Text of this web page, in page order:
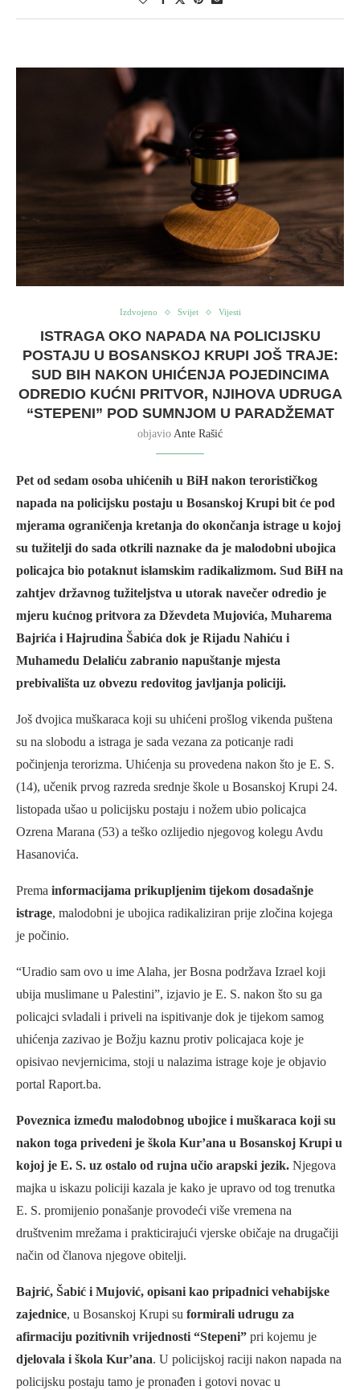
Izdvojeno Svijet Vijesti
ISTRAGA OKO NAPADA NA POLICIJSKU
POSTAJU U BOSANSKOJ KRUPI JOŠ TRAJE:
SUD BIH NAKON UHIĆENJA POJEDINCIMA
ODREDIO KUĆNI PRITVOR, NJIHOVA UDRUGA
“STEPENI” POD SUMNJOM U PARADŽEMAT
objavio Ante Rašić
Pet od sedam osoba uhićenih u BiH nakon terorističkog
napada na policijsku postaju u Bosanskoj Krupi bit će pod
mjerama ograničenja kretanja do okončanja istrage u kojoj
su tužitelji do sada otkrili naznake da je malodobni ubojica
policajca bio potaknut islamskim radikalizmom. Sud BiH na
zahtjev državnog tužiteljstva u utorak navečer odredio je
mjeru kućnog pritvora za Dževdeta Mujovića, Muharema
Bajrića i Hajrudina Šabića dok je Rijadu Nahiću i
Muhamedu Delaliću zabranio napuštanje mjesta
prebivališta uz obvezu redovitog javljanja policiji.
Još dvojica muškaraca koji su uhićeni prošlog vikenda puštena
su na slobodu a istraga je sada vezana za poticanje radi
počinjenja terorizma. Uhićenja su provedena nakon što je E. S.
(14), učenik prvog razreda srednje škole u Bosanskoj Krupi 24.
listopada ušao u policijsku postaju i nožem ubio policajca
Ozrena Marana (53) a teško ozlijedio njegovog kolegu Avdu
Hasanovića.
Prema informacijama prikupljenim tijekom dosadašnje
istrage, malodobni je ubojica radikaliziran prije zločina kojega
je počinio.
“Uradio sam ovo u ime Alaha, jer Bosna podržava Izrael koji
ubija muslimane u Palestini”, izjavio je E. S. nakon što su ga
policajci svladali i priveli na ispitivanje dok je tijekom samog
uhićenja zazivao je Božju kaznu protiv policajaca koje je
opisivao nevjernicima, stoji u nalazima istrage koje je objavio
portal Raport.ba.
Poveznica između malodobnog ubojice i muškaraca koji su
nakon toga privedeni je škola Kur’ana u Bosanskoj Krupi u
kojoj je E. S. uz ostalo od rujna učio arapski jezik. Njegova
majka u iskazu policiji kazala je kako je upravo od tog trenutka
E. S. promijenio ponašanje provodeći više vremena na
društvenim mrežama i prakticirajući vjerske običaje na drugačiji
način od članova njegove obitelji.
Bajrić, Šabić i Mujović, opisani kao pripadnici vehabijske
zajednice, u Bosanskoj Krupi su formirali udrugu za
afirmaciju pozitivnih vrijednosti “Stepeni” pri kojemu je
djelovala i škola Kur’ana. U policijskoj raciji nakon napada na
policijsku postaju tamo je pronađen i gotovi novac u